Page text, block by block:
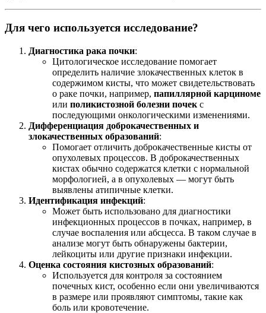
Для чего используется исследование?
Диагностика рака почки:
Цитологическое исследование помогает
определить наличие злокачественных клеток в
содержимом кисты, что может свидетельствовать
о раке почки, например, папиллярной карциноме
или поликистозной болезни почек с
последующими онкологическими изменениями.
Дифференциация доброкачественных и
злокачественных образований:
Помогает отличить доброкачественные кисты от
опухолевых процессов. В доброкачественных
кистах обычно содержатся клетки с нормальной
морфологией, а в опухолевых — могут быть
выявлены атипичные клетки.
Идентификация инфекций:
Может быть использовано для диагностики
инфекционных процессов в почках, например, в
случае воспаления или абсцесса. В таком случае в
анализе могут быть обнаружены бактерии,
лейкоциты или другие признаки инфекции.
Оценка состояния кистозных образований:
Используется для контроля за состоянием
почечных кист, особенно если они увеличиваются
в размере или проявляют симптомы, такие как
боль или кровотечение.